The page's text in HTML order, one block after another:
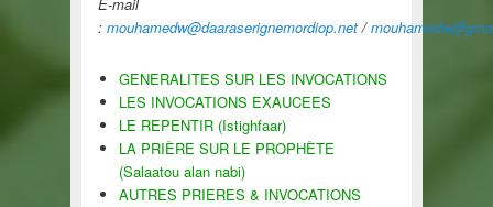
E-mail
: mouhamedw@daaraserignemordiop.net/
GENERALITES SUR LES INVOCATIONS
LES INVOCATIONS EXAUCEES
LE REPENTIR (Istighfaar)
LA PRIÈRE SUR LE PROPHÈTE
(Salaatou alan nabi)
AUTRES PRIERES & INVOCATIONS